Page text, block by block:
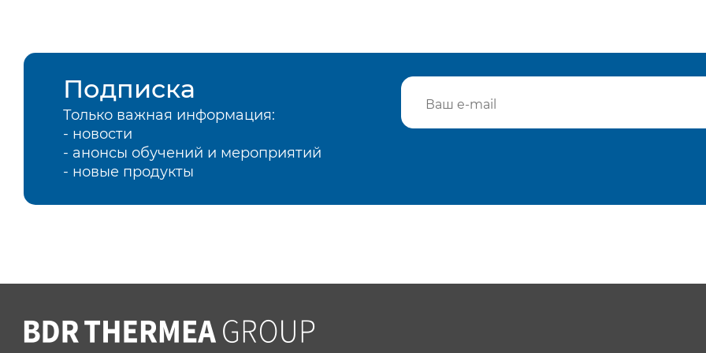
Подписка
Только важная информация:
- новости
- анонсы обучений и мероприятий
- новые продукты